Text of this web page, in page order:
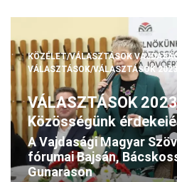
KÖZÉLET/VÁLASZTÁSOK
VÁLASZTÁSOK/VÁLASZTÁSOK 2023
VÁLASZTÁSOK 2023
Közösségünk
A Vajdasági Magyar
fórumai Bajsán,
Gunarason